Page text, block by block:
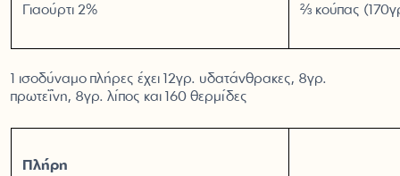
Γιαούρτι 2% ⅔ κούπας
1 ισοδύναμο πλήρες έχει 12γρ. υδατάνθρακες, 8γρ.
πρωτεΐνη, 8γρ. λίπος και 160 θερμίδες
Πλήρη